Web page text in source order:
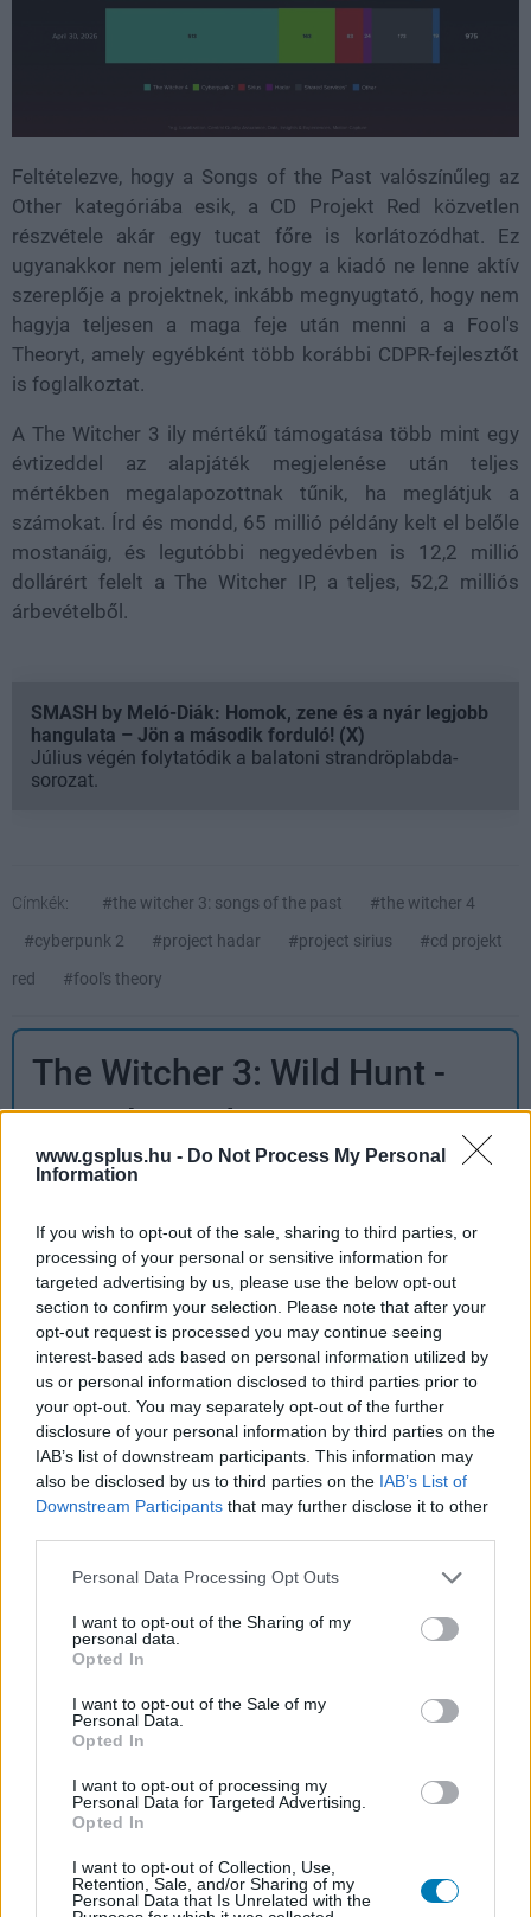
www.gsplus.hu - Do Not Process My Personal
Information
If you wish to opt-out of the sale, sharing to third parties, or
processing of your personal or sensitive information for
targeted advertising by us, please use the below opt-out
section to confirm your selection. Please note that after your
opt-out request is processed you may continue seeing
interest-based ads based on personal information utilized by
us or personal information disclosed to third parties prior to
your opt-out. You may separately opt-out of the further
disclosure of your personal information by third parties on the
IAB’s list of downstream participants. This information may
also be disclosed by us to third parties on the IAB’s List of
Downstream Participants that may further disclose it to other
Please note that this website/app uses one or more Google
not limited to your visit or usage behaviour. You may click to
grant or deny consent to Google and its third-party tags to
use your data for below specified purposes in below Google
consent section.
Personal Data Processing Opt Outs
I want to opt-out of the Sharing of my
personal data.
Opted In
I want to opt-out of the Sale of my
Personal Data.
Opted In
I want to opt-out of processing my
Personal Data for Targeted Advertising.
Opted In
I want to opt-out of Collection, Use,
Retention, Sale, and/or Sharing of my
Personal Data that Is Unrelated with the
Feltételezve, hogy a Songs of the Past valószínűleg az
Other kategóriába esik, a CD Projekt Red közvetlen
részvétele akár egy tucat főre is korlátozódhat. Ez
ugyanakkor nem jelenti azt, hogy a kiadó ne lenne aktív
szereplője a projektnek, inkább megnyugtató, hogy nem
hagyja teljesen a maga feje után menni a a Fool's
Theoryt, amely egyébként több korábbi CDPR-fejlesztőt
is foglalkoztat.
A The Witcher 3 ily mértékű támogatása több mint egy
évtizeddel az alapjáték megjelenése után teljes
mértékben megalapozottnak tűnik, ha meglátjuk a
számokat. Írd és mondd, 65 millió példány kelt el belőle
mostanáig, és legutóbbi negyedévben is 12,2 millió
dollárért felelt a The Witcher IP, a teljes, 52,2 milliós
árbevételből.
SMASH by Meló-Diák: Homok, zene és a nyár legjobb
hangulata – Jön a második forduló! (X)
Július végén folytatódik a balatoni strandröplabda-
sorozat.
Címkék: #the witcher 3: songs of the past
#the witcher 4
#cyberpunk 2
#project hadar #project sirius
#cd projekt
red
#fool's theory
The Witcher 3: Wild Hunt -
Complete Edition
de a lényeg, hogy 2015 legjobb játékát már a
Switchen is pörgetheted.
Ami tetszett
Komplett Witcher-élmény
Ügyesen átemelt irányítás
Offline is tökéletesen működik
Ami nem tetszett
Az első Witchert idéző grafika
Gyakran megakadó játék